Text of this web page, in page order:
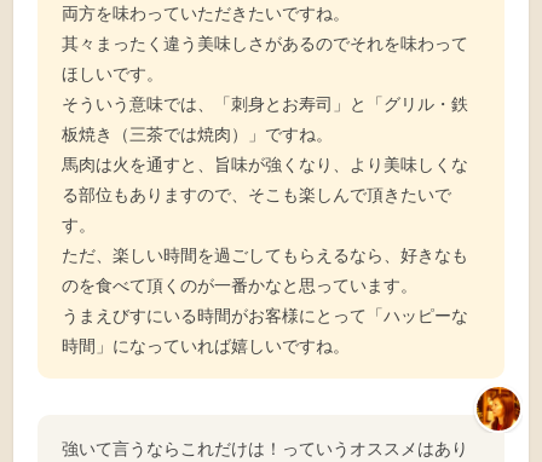
両方を味わっていただきたいですね。
其々まったく違う美味しさがあるのでそれを味わって
ほしいです。
そういう意味では、「刺身とお寿司」と「グリル・鉄
板焼き（三茶では焼肉）」ですね。
馬肉は火を通すと、旨味が強くなり、より美味しくな
る部位もありますので、そこも楽しんで頂きたいで
す。
ただ、楽しい時間を過ごしてもらえるなら、好きなも
のを食べて頂くのが一番かなと思っています。
うまえびすにいる時間がお客様にとって「ハッピーな
時間」になっていれば嬉しいですね。
強いて言うならこれだけは！っていうオススメはあり